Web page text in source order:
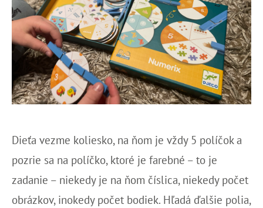
Dieťa vezme koliesko, na ňom je vždy 5 políčok a
pozrie sa na políčko, ktoré je farebné – to je
zadanie – niekedy je na ňom číslica, niekedy počet
obrázkov, inokedy počet bodiek. Hľadá ďalšie polia,